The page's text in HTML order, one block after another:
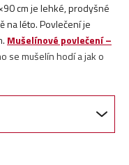
cm je lehké, prodyšné
na léto. Povlečení je
Mušelínové povlečení –
se mušelín hodí a jak o